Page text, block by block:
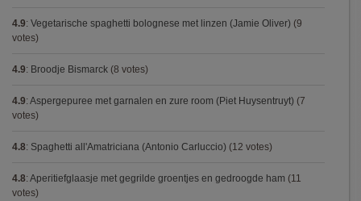
4.9: Vegetarische spaghetti bolognese met linzen (Jamie Oliver) (9
votes)
4.9: Broodje Bismarck (8 votes)
4.9: Aspergepuree met garnalen en zure room (Piet Huysentruyt) (7
votes)
4.8: Spaghetti all'Amatriciana (Antonio Carluccio) (12 votes)
4.8: Aperitiefglaasje met gegrilde groentjes en gedroogde ham (11
votes)